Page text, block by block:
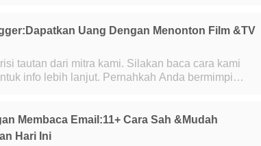
Uang Dengan Menonton Film &TV
tautan dari mitra kami. Silakan baca cara kami
Pernahkah Anda bermimpi
Membaca Email:11+ Cara Sah &Mudah
Hari Ini